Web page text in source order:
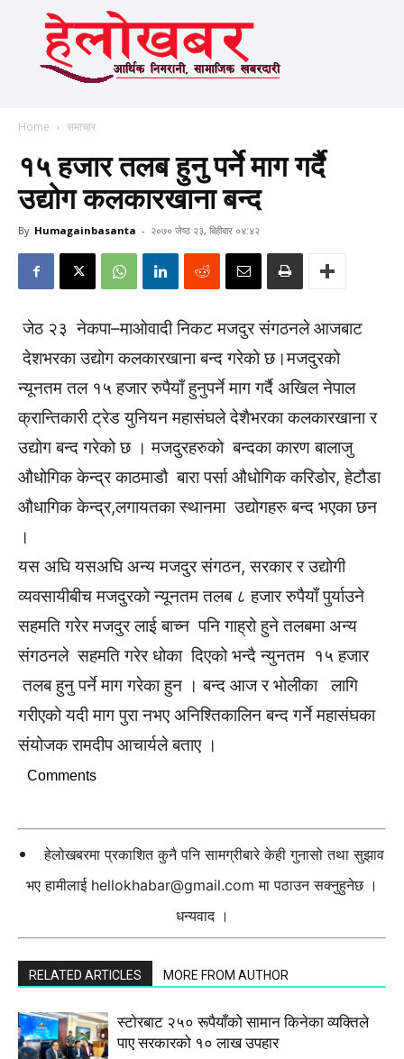
Home समाचार
१५ हजार तलब हुनु पर्ने माग गर्दै
उद्योग कलकारखाना बन्द
By Humagainbasanta - २०७० जेष्ठ २३, बिहीबार ०४:४२
जेठ २३ नेकपा–माओवादी निकट मजदुर संगठनले आजबाट
देशभरका उद्योग कलकारखाना बन्द गरेको छ।मजदुरको
न्यूनतम तल १५ हजार रुपैयाँ हुनुपर्ने माग गर्दै अखिल नेपाल
क्रान्तिकारी ट्रेड युनियन महासंघले देशैभरका कलकारखाना र
उद्योग बन्द गरेको छ । मजदुरहरुको बन्दका कारण बालाजु
औधोगिक केन्द्र काठमाडौ बारा पर्सा औधोगिक करिडोर, हेटौडा
औधागिक केन्द्र,लगायतका स्थानमा उद्योगहरु बन्द भएका छन
।
यस अघि यसअघि अन्य मजदुर संगठन, सरकार र उद्योगी
व्यवसायीबीच मजदुरको न्यूनतम तलब ८ हजार रुपैयाँ पुर्याउने
सहमति गरेर मजदुर लाई बाच्न पनि गाह्रो हुने तलबमा अन्य
संगठनले सहमति गरेर धोका दिएको भन्दै न्युनतम १५ हजार
तलब हुनु पर्ने माग गरेका हुन । बन्द आज र भोलीका लागि
गरीएको यदी माग पुरा नभए अनिश्तिकालिन बन्द गर्ने महासंघका
संयोजक रामदीप आचार्यले बताए ।
Comments
हेलोखबरमा प्रकाशित कुनै पनि सामग्रीबारे केही गुनासो तथा सुझाव
भए हामीलाई hellokhabar@gmail.com मा पठाउन सक्नुहुनेछ ।
धन्यवाद ।
RELATED ARTICLES MORE FROM AUTHOR
स्टाेरबाट २५० रूपैयाँको सामान किनेका व्यक्तिले
पाए सरकारको १० लाख उपहार